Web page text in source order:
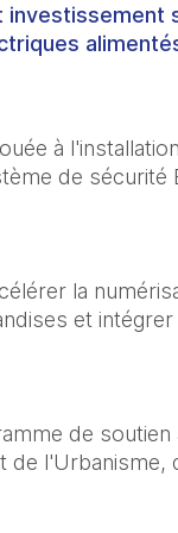
à
de sécurité
la
et
de